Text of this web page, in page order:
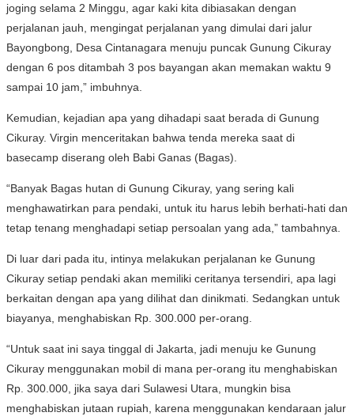
joging selama 2 Minggu, agar kaki kita dibiasakan dengan
perjalanan jauh, mengingat perjalanan yang dimulai dari jalur
Bayongbong, Desa Cintanagara menuju puncak Gunung Cikuray
dengan 6 pos ditambah 3 pos bayangan akan memakan waktu 9
sampai 10 jam,” imbuhnya.
Kemudian, kejadian apa yang dihadapi saat berada di Gunung
Cikuray. Virgin menceritakan bahwa tenda mereka saat di
basecamp diserang oleh Babi Ganas (Bagas).
“Banyak Bagas hutan di Gunung Cikuray, yang sering kali
menghawatirkan para pendaki, untuk itu harus lebih berhati-hati dan
tetap tenang menghadapi setiap persoalan yang ada,” tambahnya.
Di luar dari pada itu, intinya melakukan perjalanan ke Gunung
Cikuray setiap pendaki akan memiliki ceritanya tersendiri, apa lagi
berkaitan dengan apa yang dilihat dan dinikmati. Sedangkan untuk
biayanya, menghabiskan Rp. 300.000 per-orang.
“Untuk saat ini saya tinggal di Jakarta, jadi menuju ke Gunung
Cikuray menggunakan mobil di mana per-orang itu menghabiskan
Rp. 300.000, jika saya dari Sulawesi Utara, mungkin bisa
menghabiskan jutaan rupiah, karena menggunakan kendaraan jalur